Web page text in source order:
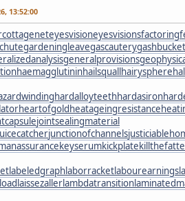
13:52:00
cottageneteyesvisioneyesvisions
gardeningleavegascauterygashbucket
generalprovisions
haemagglutininhailsquallhairysphere
hardalloyteethhardasiron
heartofgoldheatageingresistance
jointsealingmaterial
junctionofchannels
keyserumkickplate
labeledgraphlaborracketlabourearnings
laissezallerlambdatransition